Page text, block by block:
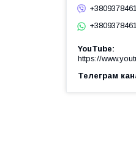
YouTube
https://
Телеграм